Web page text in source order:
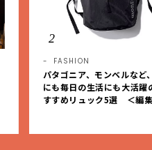
2
FASHION
パタゴニア、モンベルなど
にも毎日の生活にも大活躍
すすめリュック5選 ＜編